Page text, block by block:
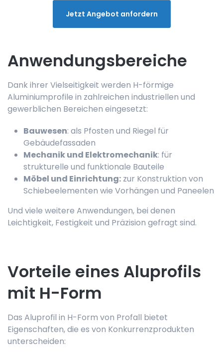
Jetzt Angebot anfordern
Anwendungsbereiche
Dank ihrer Vielseitigkeit werden H-förmige
Aluminiumprofile in zahlreichen industriellen und
gewerblichen Bereichen eingesetzt:
Bauwesen: als Pfosten und Riegel für
Gebäudefassaden
Mechanik und Elektromechanik: für
strukturelle und funktionale Bauteile
Möbel und Einrichtung: zur Konstruktion von
Schiebeelementen wie Vorhängen und Paneelen
Und viele weitere Anwendungen, bei denen
Leichtigkeit, Festigkeit und Präzision gefragt sind.
Vorteile eines Aluprofils
mit H-Form
Das Aluprofil in H-Form von Profall bietet
Eigenschaften, die es von Konkurrenzprodukten
unterscheiden: